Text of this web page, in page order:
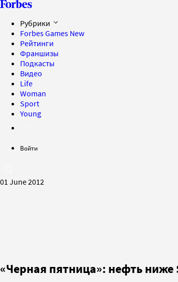
Рубрики
Forbes Games New
Рейтинги
Франшизы
Подкасты
Видео
Life
Woman
Sport
Young
Войти
01 June 2012
«Черная пятница»: нефть